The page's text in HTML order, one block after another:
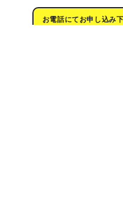
お電話にてお申し込み下